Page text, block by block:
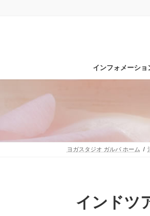
インフォメーショ
ヨガスタジオ ガルバ ホーム
インド